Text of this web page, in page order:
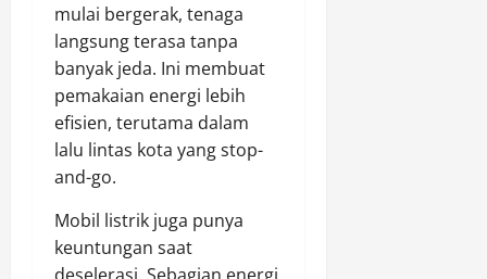
mulai bergerak, tenaga
langsung terasa tanpa
banyak jeda. Ini membuat
pemakaian energi lebih
efisien, terutama dalam
lalu lintas kota yang stop-
and-go.
Mobil listrik juga punya
keuntungan saat